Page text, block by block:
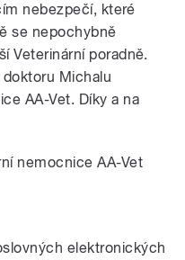
nebezpečí, které
se nepochybně
Veterinární poradně.
Michalu
AA-Vet. Díky a na
nemocnice AA-Vet
elektronických